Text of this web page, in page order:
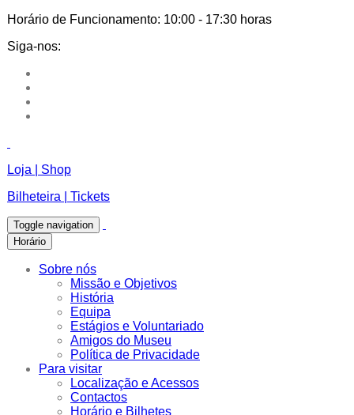
Horário de Funcionamento: 10:00 - 17:30 horas
Siga-nos:
Loja | Shop
Bilheteira | Tickets
Toggle navigation
Horário
Sobre nós
Missão e Objetivos
História
Equipa
Estágios e Voluntariado
Amigos do Museu
Política de Privacidade
Para visitar
Localização e Acessos
Contactos
Horário e Bilhetes